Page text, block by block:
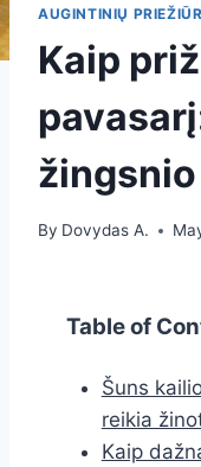
AUGINTINIŲ
Kaip
By Dovydas A.
Table of
Šuns
reikia
Kaip